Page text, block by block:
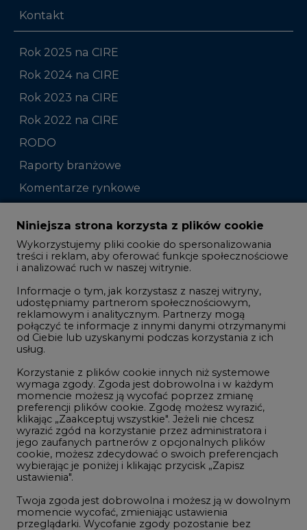
Kontakt
Rok 2025 na CIRE
Rok 2024 na CIRE
Rok 2023 na CIRE
Rok 2022 na CIRE
RODO
Raporty branżowe
Komentarze rynkowe
Zmiany kadrowe na rynku
Studio CIRE
Rozmowy o energetyce
Gospodarka
Geopolityka
LTE450
Innowacje i AI
Telekomunikacja i IT
Handel emisjami CO2
Wodór
Górnictwo
Atom
Niniejsza strona korzysta z plików cookie
Wykorzystujemy pliki cookie do spersonalizowania
treści i reklam, aby oferować funkcje społecznościowe
i analizować ruch w naszej witrynie.
Informacje o tym, jak korzystasz z naszej witryny,
udostępniamy partnerom społecznościowym,
reklamowym i analitycznym. Partnerzy mogą
połączyć te informacje z innymi danymi otrzymanymi
od Ciebie lub uzyskanymi podczas korzystania z ich
usług.
Korzystanie z plików cookie innych niż systemowe
wymaga zgody. Zgoda jest dobrowolna i w każdym
momencie możesz ją wycofać poprzez zmianę
preferencji plików cookie. Zgodę możesz wyrazić,
klikając „Zaakceptuj wszystkie". Jeżeli nie chcesz
wyrazić zgód na korzystanie przez administratora i
jego zaufanych partnerów z opcjonalnych plików
cookie, możesz zdecydować o swoich preferencjach
wybierając je poniżej i klikając przycisk „Zapisz
ustawienia".
Twoja zgoda jest dobrowolna i możesz ją w dowolnym
momencie wycofać, zmieniając ustawienia
przeglądarki. Wycofanie zgody pozostanie bez